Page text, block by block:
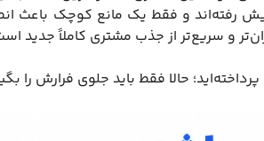
رفته‌اند و فقط یک مانع کوچک باعث
و سریع‌تر از جذب مشتری کاملاً جدید
حالا فقط باید جلوی فرارش را